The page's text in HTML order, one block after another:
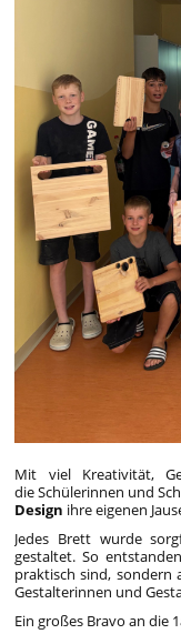
Mit viel Kreativität,
die Schülerinnen und
Design ihre eigenen
Jedes Brett wurde
gestaltet. So
praktisch sind, sondern
Gestalterinnen und
Ein großes Bravo an die